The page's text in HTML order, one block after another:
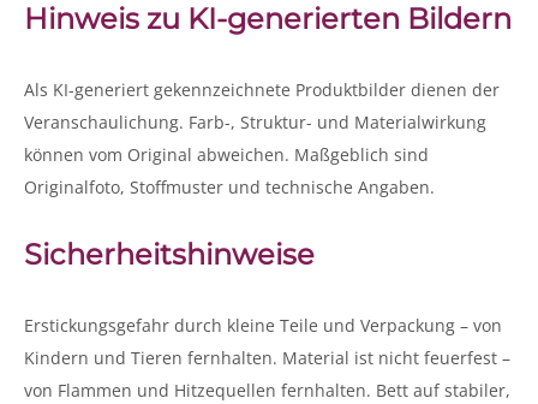
Hinweis zu KI-generierten Bildern
Als KI-generiert gekennzeichnete Produktbilder dienen der
Veranschaulichung. Farb-, Struktur- und Materialwirkung
können vom Original abweichen. Maßgeblich sind
Originalfoto, Stoffmuster und technische Angaben.
Sicherheitshinweise
Erstickungsgefahr durch kleine Teile und Verpackung – von
Kindern und Tieren fernhalten. Material ist nicht feuerfest –
von Flammen und Hitzequellen fernhalten. Bett auf stabiler,